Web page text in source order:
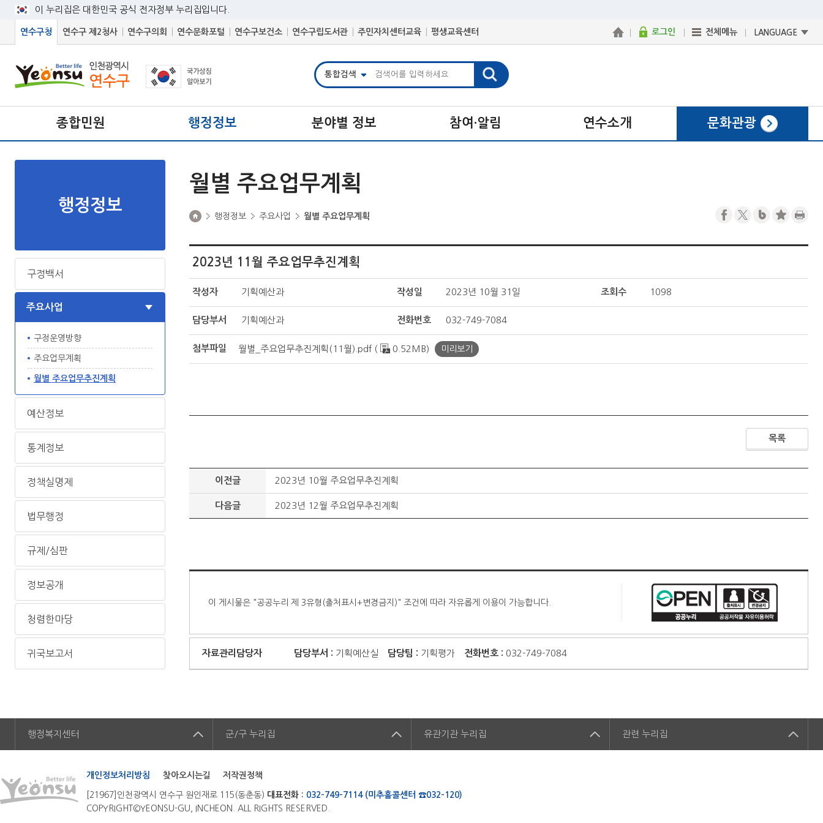
이 누리집은 대한민국 공식 전자정부 누리집입니다.
연수구청 연수구 제2청사 연수구의회 연수문화포털 연수구보건소 연수구립도서관 주민자치센터교육 평생교육센터 로그인 전체메뉴 LANGUAGE
종합민원 행정정보 분야별 정보 참여·알림 연수소개 문화관광
행정정보
구정백서
주요사업
구정운영방향
주요업무계획
월별 주요업무추진계획
예산정보
통계정보
정책실명제
법무행정
규제/심판
정보공개
청렴한마당
귀국보고서
월별 주요업무계획
행정정보 주요사업 월별 주요업무계획
2023년 11월 주요업무추진계획
작성자 기획예산과 작성일 2023년 10월 31일 조회수 1098
담당부서 기획예산과 전화번호 032-749-7084
첨부파일 월별_주요업무추진계획(11월).pdf ( 0.52MB) 미리보기
목록
이전글 2023년 10월 주요업무추진계획
다음글 2023년 12월 주요업무추진계획
이 게시물은 "공공누리 제 3유형(출처표시+변경금지)" 조건에 따라 자유롭게 이용이 가능합니다.
자료관리담당자 담당부서 : 기획예산실 담당팀 : 기획평가 전화번호 : 032-749-7084
행정복지센터 군/구 누리집 유관기관 누리집 관련 누리집
개인정보처리방침 찾아오시는길 저작권정책
[21967]인천광역시 연수구 원인재로 115(동춘동) 대표전화 : 032-749-7114 (미추홀콜센터 ☎032-120)
COPYRIGHT©YEONSU-GU, INCHEON. ALL RIGHTS RESERVED.